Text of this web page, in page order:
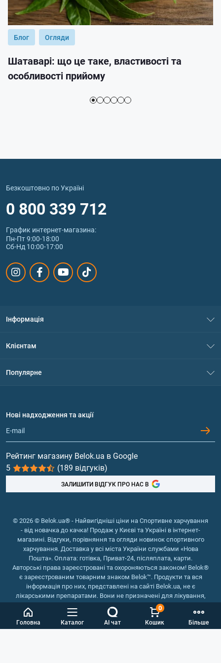
Головна Каталог AI чат Кошик
0
Більше
Блог Огляди
Шатаварі: що це таке, властивості та
особливості прийому
Безкоштовно по Україні
0 800 339 712
График интернет‑магазина:
Пн-Пт 9:00-18:00
Сб-Нд 10:00-17:00
Інформація
Політика конфіденційності
Обмін та повернення
Клієнтам
Популярне
Протеїн
Гейнери
Вітаміни та мінерали
Риб'ячий жир, жирні кислоти
Нові надходження та акції
Рейтинг магазину Belok.ua в Google
5
(189 відгуків)
ЗАЛИШИТИ ВІДГУК ПРО НАС В
© 2026 © Belok.ua® - Найвигідніші ціни на Спортивне харчування
- від новачка до качка! Продаж у Києві та Україні в інтернет-
магазині. Відгуки, порівняння та огляди новинок спортивного
харчування. Доставка у всі міста України службами «Нова
Пошта». Оплата: готівка, Приват-24, післяплата, карти.
Авторські права зареєстровані та охороняються законом! Belok®
є зареєстрованим товарним знаком Belok™. Продукти та вся
інформація про них, представлені на сайті Belok.ua, не є
лікарськими препаратами. Вони не призначені для лікування,
зняття симптомів та запобігання хворобам.
Інтернет магазин Belok.ua
Інтернет магазин спортивного
харчування